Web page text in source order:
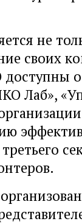
не
своих
Лаб»,